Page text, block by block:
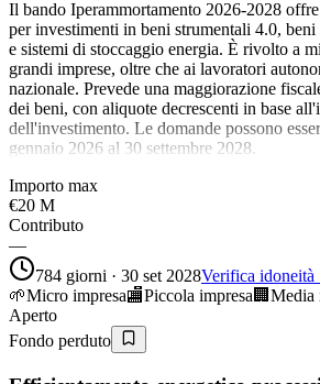
Il bando Iperammortamento 2026-2028
per investimenti in beni strumentali 4.0,
e sistemi di stoccaggio energia. È rivolto a
grandi imprese, oltre che ai lavoratori
nazionale. Prevede una maggiorazione
dei beni, con aliquote decrescenti in base
dell'investimento. Le domande possono
gennaio 2026 al 30 settembre 2028.
Importo max
€20 M
Contributo
—
784 giorni · 30 set 2028Verifica
🌱Micro impresa🏬Piccola impresa 🏢 Media
Aperto
Fondo perduto